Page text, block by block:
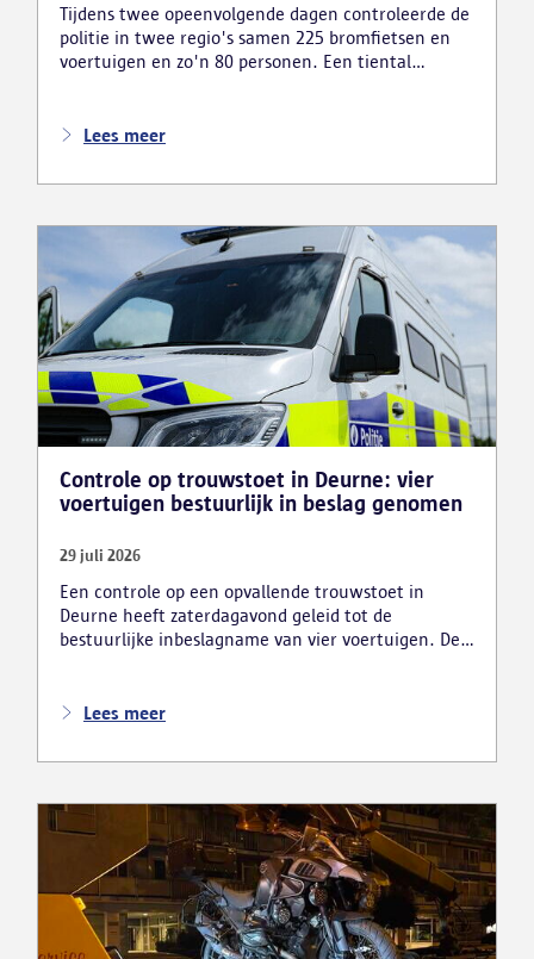
Tijdens twee opeenvolgende dagen controleerde de
politie in twee regio's samen 225 bromfietsen en
voertuigen en zo'n 80 personen. Een tiental
genomen. Daarnaast arresteerde de politie ook drie
en inbrekersmateriaal gevonden.
Lees meer
Controle op trouwstoet in Deurne: vier
voertuigen bestuurlijk in beslag genomen
29 juli 2026
Een controle op een opvallende trouwstoet in
Deurne heeft zaterdagavond geleid tot de
bestuurlijke inbeslagname van vier voertuigen. De
nadat meerdere weggebruikers melding hadden
verkeershinder die dat als gevolg had.
Lees meer